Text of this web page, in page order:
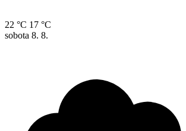
22 °C 17 °C
sobota 8. 8.